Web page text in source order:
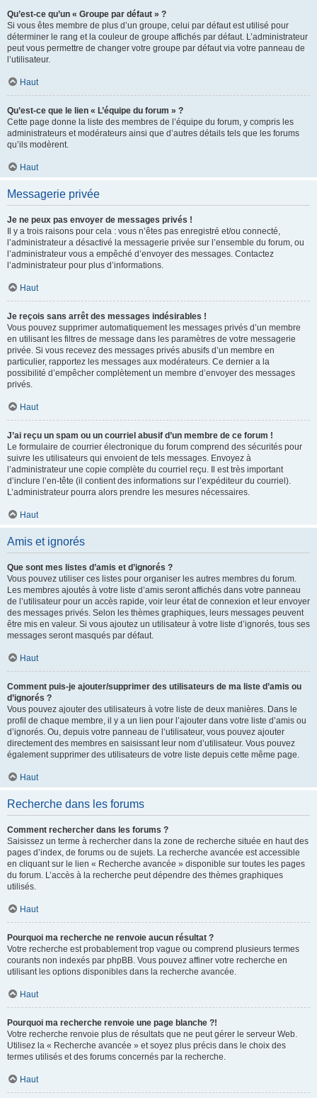
Qu’est-ce qu’un « Groupe par défaut » ?
Si vous êtes membre de plus d’un groupe, celui par défaut est utilisé pour
déterminer le rang et la couleur de groupe affichés par défaut. L’administrateur
peut vous permettre de changer votre groupe par défaut via votre panneau de
l’utilisateur.
Haut
Qu’est-ce que le lien « L’équipe du forum » ?
Cette page donne la liste des membres de l’équipe du forum, y compris les
administrateurs et modérateurs ainsi que d’autres détails tels que les forums
qu’ils modèrent.
Haut
Messagerie privée
Je ne peux pas envoyer de messages privés !
Il y a trois raisons pour cela : vous n’êtes pas enregistré et/ou connecté,
l’administrateur a désactivé la messagerie privée sur l’ensemble du forum, ou
l’administrateur vous a empêché d’envoyer des messages. Contactez
l’administrateur pour plus d’informations.
Haut
Je reçois sans arrêt des messages indésirables !
Vous pouvez supprimer automatiquement les messages privés d’un membre
en utilisant les filtres de message dans les paramètres de votre messagerie
privée. Si vous recevez des messages privés abusifs d’un membre en
particulier, rapportez les messages aux modérateurs. Ce dernier a la
possibilité d’empêcher complètement un membre d’envoyer des messages
privés.
Haut
J’ai reçu un spam ou un courriel abusif d’un membre de ce forum !
Le formulaire de courrier électronique du forum comprend des sécurités pour
suivre les utilisateurs qui envoient de tels messages. Envoyez à
l’administrateur une copie complète du courriel reçu. Il est très important
d’inclure l’en-tête (il contient des informations sur l’expéditeur du courriel).
L’administrateur pourra alors prendre les mesures nécessaires.
Haut
Amis et ignorés
Que sont mes listes d’amis et d’ignorés ?
Vous pouvez utiliser ces listes pour organiser les autres membres du forum.
Les membres ajoutés à votre liste d’amis seront affichés dans votre panneau
de l’utilisateur pour un accès rapide, voir leur état de connexion et leur envoyer
des messages privés. Selon les thèmes graphiques, leurs messages peuvent
être mis en valeur. Si vous ajoutez un utilisateur à votre liste d’ignorés, tous ses
messages seront masqués par défaut.
Haut
Comment puis-je ajouter/supprimer des utilisateurs de ma liste d’amis ou
d’ignorés ?
Vous pouvez ajouter des utilisateurs à votre liste de deux manières. Dans le
profil de chaque membre, il y a un lien pour l’ajouter dans votre liste d’amis ou
d’ignorés. Ou, depuis votre panneau de l’utilisateur, vous pouvez ajouter
directement des membres en saisissant leur nom d’utilisateur. Vous pouvez
également supprimer des utilisateurs de votre liste depuis cette même page.
Haut
Recherche dans les forums
Comment rechercher dans les forums ?
Saisissez un terme à rechercher dans la zone de recherche située en haut des
pages d’index, de forums ou de sujets. La recherche avancée est accessible
en cliquant sur le lien « Recherche avancée » disponible sur toutes les pages
du forum. L’accès à la recherche peut dépendre des thèmes graphiques
utilisés.
Haut
Pourquoi ma recherche ne renvoie aucun résultat ?
Votre recherche est probablement trop vague ou comprend plusieurs termes
courants non indexés par phpBB. Vous pouvez affiner votre recherche en
utilisant les options disponibles dans la recherche avancée.
Haut
Pourquoi ma recherche renvoie une page blanche ?!
Votre recherche renvoie plus de résultats que ne peut gérer le serveur Web.
Utilisez la « Recherche avancée » et soyez plus précis dans le choix des
termes utilisés et des forums concernés par la recherche.
Haut